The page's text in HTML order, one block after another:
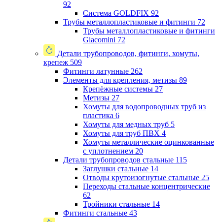
92
Система GOLDFIX 92
Трубы металлопластиковые и фитинги 72
Трубы металлопластиковые и фитинги
Giacomini 72
Детали трубопроводов, фитинги, хомуты,
крепеж 509
Фитинги латунные 262
Элементы для крепления, метизы 89
Крепёжные системы 27
Метизы 27
Хомуты для водопроводных труб из
пластика 6
Хомуты для медных труб 5
Хомуты для труб ПВХ 4
Хомуты металлические оцинкованные
с уплотнением 20
Детали трубопроводов стальные 115
Заглушки стальные 14
Отводы крутоизогнутые стальные 25
Переходы стальные концентрические
62
Тройники стальные 14
Фитинги стальные 43